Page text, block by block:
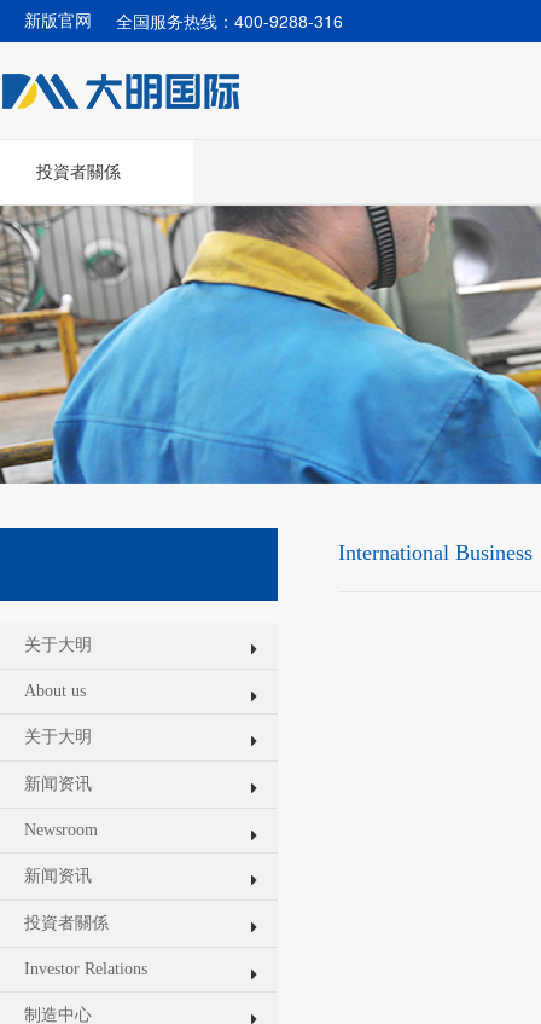
新版官网 全国服务热线：400-9288-316
投資者關係
关于大明
About us
关于大明
新闻资讯
Newsroom
新闻资讯
投資者關係
Investor Relations
制造中心
International Business